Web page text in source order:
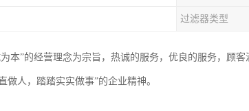
过滤器类型
本”的经营理念为宗旨，热诚的服务，优良的服务，顾
做人，踏踏实实做事”的企业精神。